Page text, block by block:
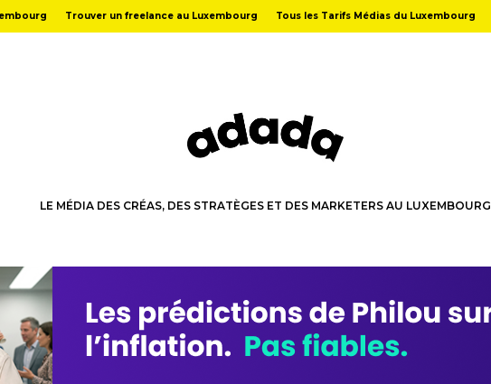
Trouver un freelance au Luxembourg Tous les Tarifs Médias du Luxembourg
LE MÉDIA DES CRÉAS, DES STRATÈGES ET DES MARKETERS AU LUXEMBOURG